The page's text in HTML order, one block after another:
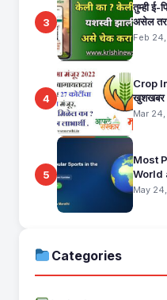
3
तुम्ही ई-
असेल तर
करा
Feb
4
Crop
खुशखबर !
Mar
5
Most
World
May
Categories